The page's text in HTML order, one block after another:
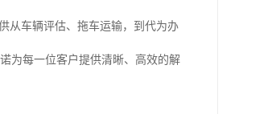
从车辆评估、拖车运输，到代为办
为每一位客户提供清晰、高效的解